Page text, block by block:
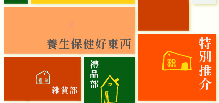
養生保健好東西 特別推介
雜貨部
禮品部